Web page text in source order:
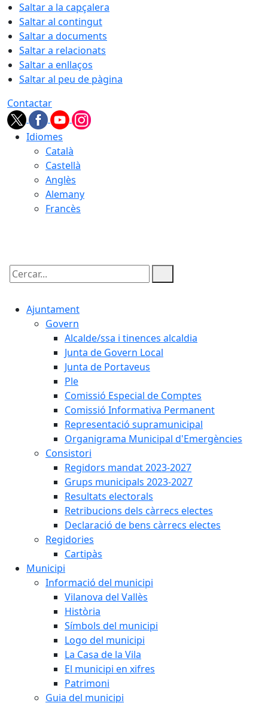
Saltar a la capçalera
Saltar al contingut
Saltar a documents
Saltar a relacionats
Saltar a enllaços
Saltar al peu de pàgina
Contactar
Idiomes
Català
Castellà
Anglès
Alemany
Francès
Cercar:
Ajuntament
Govern
Alcalde/ssa i tinences alcaldia
Junta de Govern Local
Junta de Portaveus
Ple
Comissió Especial de Comptes
Comissió Informativa Permanent
Representació supramunicipal
Organigrama Municipal d'Emergències
Consistori
Regidors mandat 2023-2027
Grups municipals 2023-2027
Resultats electorals
Retribucions dels càrrecs electes
Declaració de bens càrrecs electes
Regidories
Cartipàs
Municipi
Informació del municipi
Vilanova del Vallès
Història
Símbols del municipi
Logo del municipi
La Casa de la Vila
El municipi en xifres
Patrimoni
Guia del municipi